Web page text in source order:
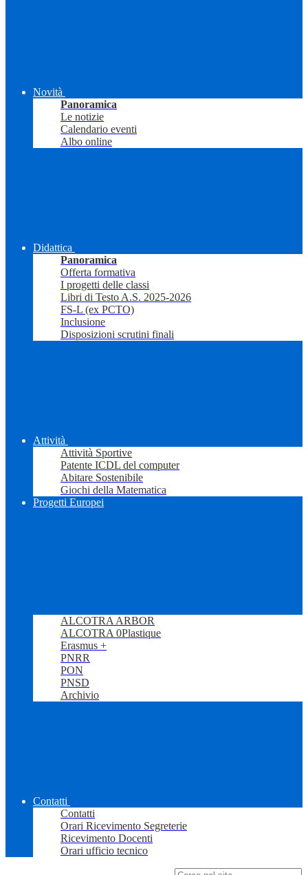
Novità
Panoramica
Le notizie
Calendario eventi
Albo online
Didattica
Panoramica
Offerta formativa
I progetti delle classi
Libri di Testo A.S. 2025-2026
FS-L (ex PCTO)
Inclusione
Disposizioni scrutini finali
Attività
Attività Sportive
Patente ICDL del computer
Abitare Sostenibile
Giochi della Matematica
Progetti Europei
ALCOTRA ARBOR
ALCOTRA 0Plastique
Erasmus +
PNRR
PON
PNSD
Archivio
Contatti
Contatti
Orari Ricevimento Segreterie
Ricevimento Docenti
Orari ufficio tecnico